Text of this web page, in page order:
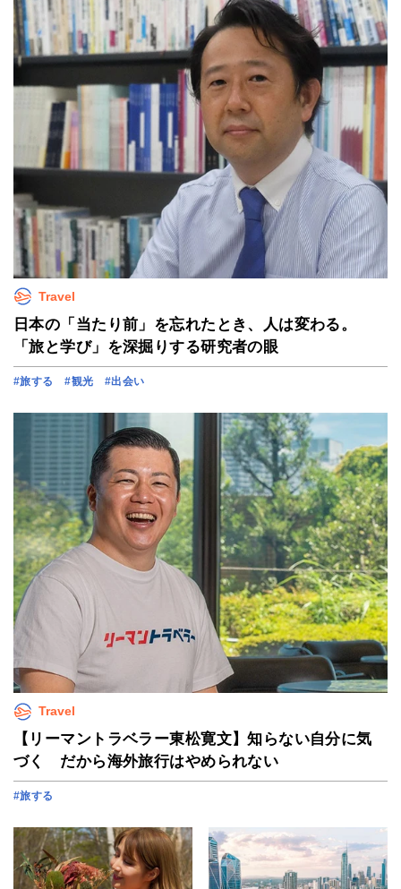
Travel
日本の「当たり前」を忘れたとき、人は変わる。
「旅と学び」を深掘りする研究者の眼
#旅する #観光 #出会い
Travel
【リーマントラベラー東松寛文】知らない自分に気
づく だから海外旅行はやめられない
#旅する